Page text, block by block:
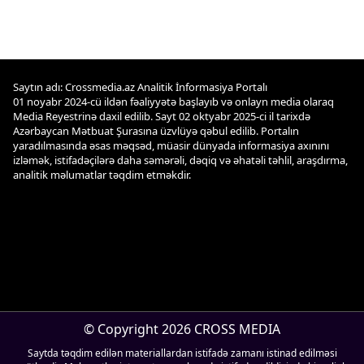
Saytın adı: Crossmedia.az Analitik İnformasiya Portalı
01 noyabr 2024-cü ildən fəaliyyətə başlayıb və onlayn media olaraq
Media Reyestrinə daxil edilib. Sayt 02 oktyabr 2025-ci il tarixdə
Azərbaycan Mətbuat Şurasına üzvlüyə qəbul edilib. Portalın
yaradılmasında əsas məqsəd, müasir dünyada informasiya axınını
izləmək, istifadəçilərə daha səmərəli, dəqiq və əhatəli təhlil, araşdırma,
analitik məlumatlar təqdim etməkdir.
© Copyright 2026 CROSS MEDIA
Saytda təqdim edilən materiallardan istifadə zamanı istinad edilməsi